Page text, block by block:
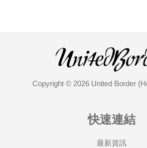
Copyright © 2026 United Border
快速連結
最新資訊